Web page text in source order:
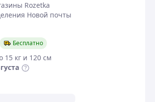
Rozetka
Новой почты
Бесплатно
15 кг и 120 см